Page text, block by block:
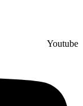
Youtube